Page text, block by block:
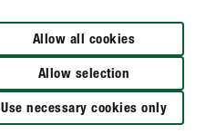
Allow all cookies
Allow selection
Use necessary cookies only